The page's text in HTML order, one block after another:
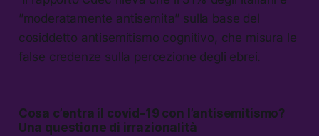
”moderatamente antisemita” sulla base del
cosiddetto antisemitismo cognitivo, che misura le
false credenze sulla percezione degli ebrei.
Cosa c’entra il covid-19 con l’antisemitismo?
Una questione di irrazionalità